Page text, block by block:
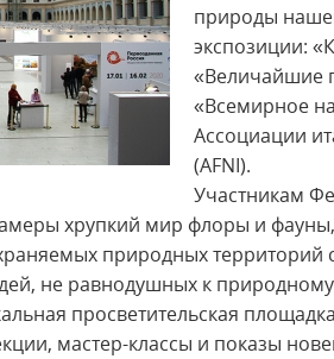
природы
экспозиции:
«Величайшие
«Всемирное
Ассоциации
(AFNI).
Участникам
хрупкий мир флоры и
природных
не равнодушных к
просветительская
мастер-классы и показы